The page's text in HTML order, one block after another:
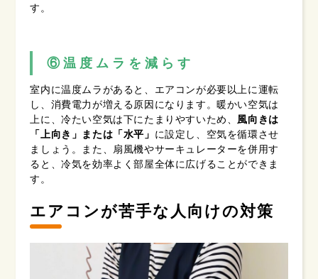
す。
⑥温度ムラを減らす
室内に温度ムラがあると、エアコンが必要以上に運転
し、消費電力が増える原因になります。暖かい空気は
上に、冷たい空気は下にたまりやすいため、 風向きは
「上向き」または「水平」 に設定し、空気を循環させ
ましょう。また、扇風機やサーキュレーターを併用す
ると、冷気を効率よく部屋全体に広げることができま
す。
エアコンが苦手な人向けの対策